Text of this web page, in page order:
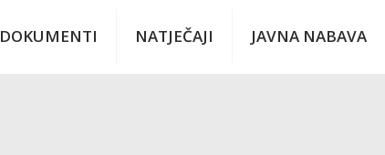
DOKUMENTI NATJEČAJI JAVNA NABAVA